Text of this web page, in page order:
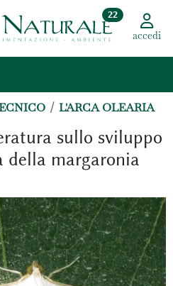
22
accedi
L'ARCA OLEARIA
sullo sviluppo
della margaronia